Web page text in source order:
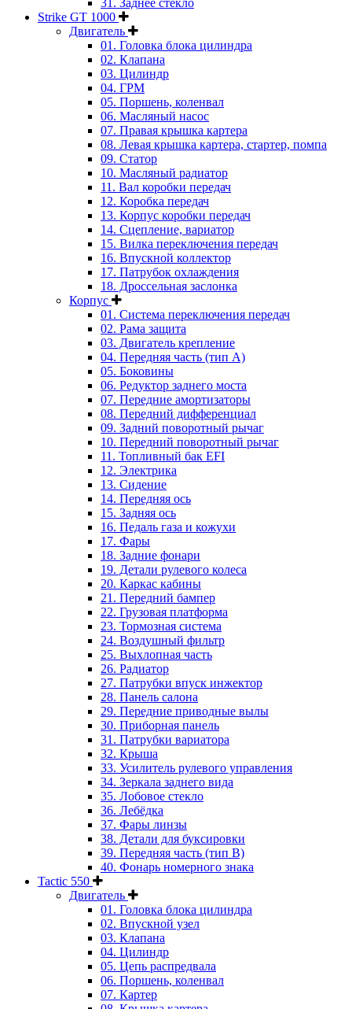
31. Заднее стекло
Strike GT 1000
Двигатель
01. Головка блока цилиндра
02. Клапана
03. Цилиндр
04. ГРМ
05. Поршень, коленвал
06. Масляный насос
07. Правая крышка картера
08. Левая крышка картера, стартер, помпа
09. Статор
10. Масляный радиатор
11. Вал коробки передач
12. Коробка передач
13. Корпус коробки передач
14. Сцепление, вариатор
15. Вилка переключения передач
16. Впускной коллектор
17. Патрубок охлаждения
18. Дроссельная заслонка
Корпус
01. Система переключения передач
02. Рама защита
03. Двигатель крепление
04. Передняя часть (тип А)
05. Боковины
06. Редуктор заднего моста
07. Передние амортизаторы
08. Передний дифференциал
09. Задний поворотный рычаг
10. Передний поворотный рычаг
11. Топливный бак EFI
12. Электрика
13. Сидение
14. Передняя ось
15. Задняя ось
16. Педаль газа и кожухи
17. Фары
18. Задние фонари
19. Детали рулевого колеса
20. Каркас кабины
21. Передний бампер
22. Грузовая платформа
23. Тормозная система
24. Воздушный фильтр
25. Выхлопная часть
26. Радиатор
27. Патрубки впуск инжектор
28. Панель салона
29. Передние приводные вылы
30. Приборная панель
31. Патрубки вариатора
32. Крыша
33. Усилитель рулевого управления
34. Зеркала заднего вида
35. Лобовое стекло
36. Лебёдка
37. Фары линзы
38. Детали для буксировки
39. Передняя часть (тип B)
40. Фонарь номерного знака
Tactic 550
Двигатель
01. Головка блока цилиндра
02. Впускной узел
03. Клапана
04. Цилиндр
05. Цепь распредвала
06. Поршень, коленвал
07. Картер